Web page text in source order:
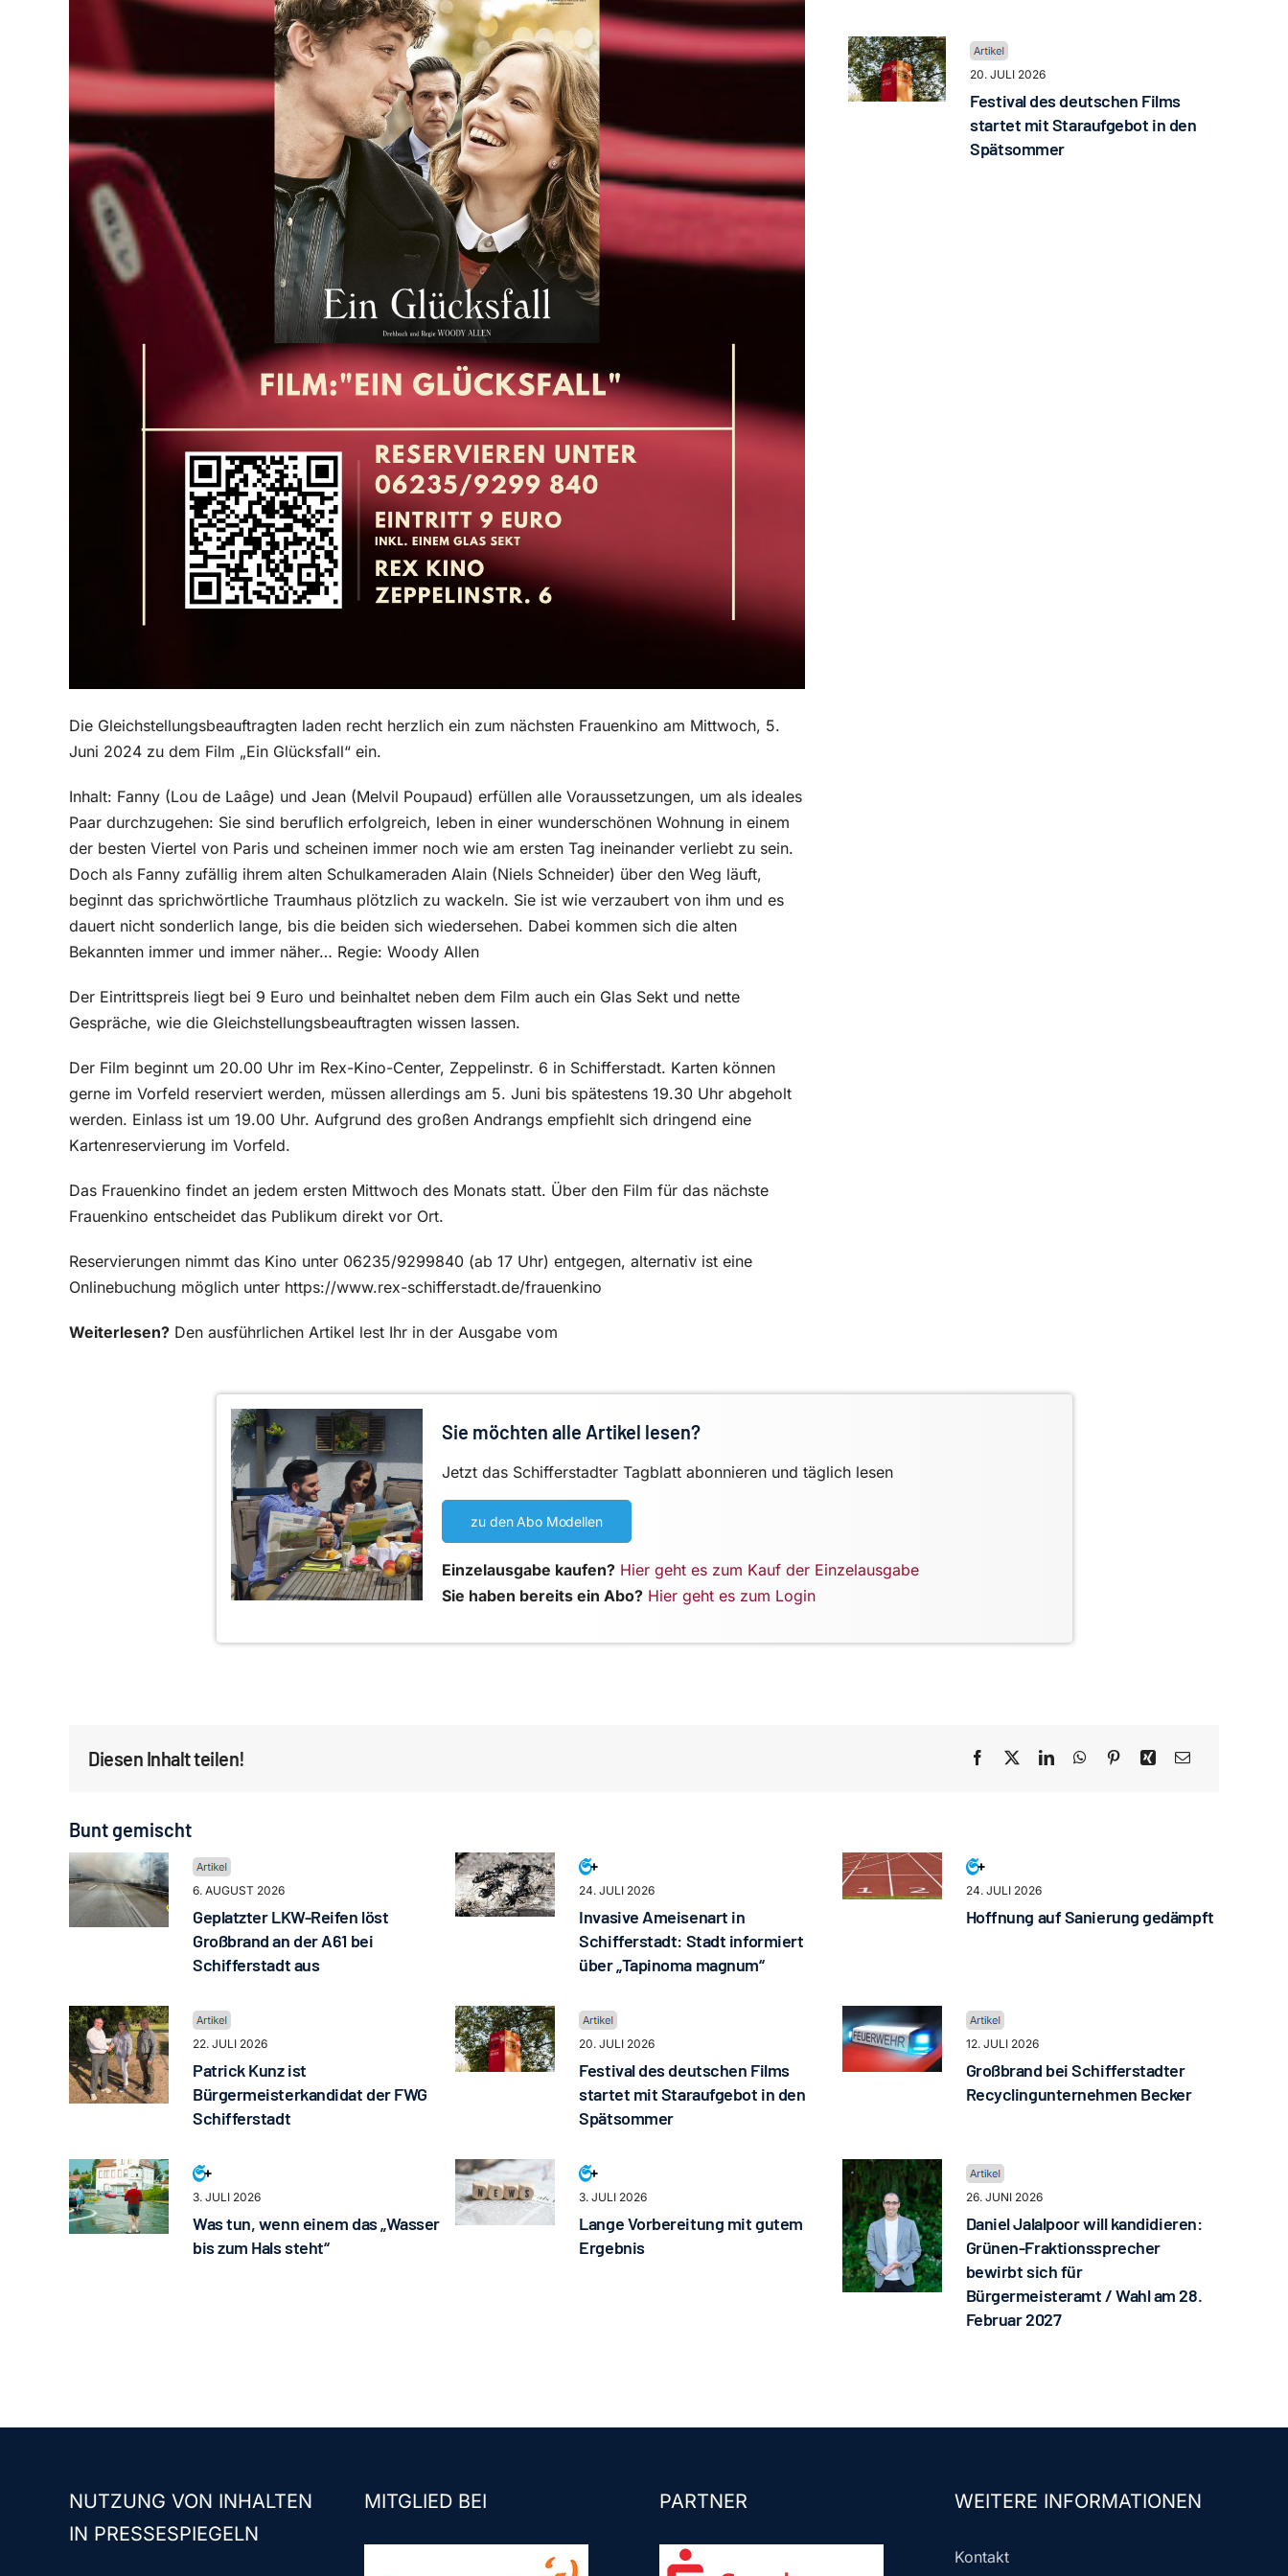
Die Gleichstellungsbeauftragten laden recht herzlich ein zum nächsten Frauenkino am Mittwoch, 5.
Juni 2024 zu dem Film „Ein Glücksfall“ ein.
Inhalt: Fanny (Lou de Laâge) und Jean (Melvil Poupaud) erfüllen alle Voraussetzungen, um als ideales
Paar durchzugehen: Sie sind beruflich erfolgreich, leben in einer wunderschönen Wohnung in einem
der besten Viertel von Paris und scheinen immer noch wie am ersten Tag ineinander verliebt zu sein.
Doch als Fanny zufällig ihrem alten Schulkameraden Alain (Niels Schneider) über den Weg läuft,
beginnt das sprichwörtliche Traumhaus plötzlich zu wackeln. Sie ist wie verzaubert von ihm und es
dauert nicht sonderlich lange, bis die beiden sich wiedersehen. Dabei kommen sich die alten
Bekannten immer und immer näher… Regie: Woody Allen
Der Eintrittspreis liegt bei 9 Euro und beinhaltet neben dem Film auch ein Glas Sekt und nette
Gespräche, wie die Gleichstellungsbeauftragten wissen lassen.
Der Film beginnt um 20.00 Uhr im Rex-Kino-Center, Zeppelinstr. 6 in Schifferstadt. Karten können
gerne im Vorfeld reserviert werden, müssen allerdings am 5. Juni bis spätestens 19.30 Uhr abgeholt
werden. Einlass ist um 19.00 Uhr. Aufgrund des großen Andrangs empfiehlt sich dringend eine
Kartenreservierung im Vorfeld.
Das Frauenkino findet an jedem ersten Mittwoch des Monats statt. Über den Film für das nächste
Frauenkino entscheidet das Publikum direkt vor Ort.
Reservierungen nimmt das Kino unter 06235/9299840 (ab 17 Uhr) entgegen, alternativ ist eine
Onlinebuchung möglich unter https://www.rex-schifferstadt.de/frauenkino
Weiterlesen? Den ausführlichen Artikel lest Ihr in der Ausgabe vom
20. JULI 2026
Festival des deutschen Films
startet mit Staraufgebot in den
Spätsommer
Sie möchten alle Artikel lesen?
Jetzt das Schifferstadter Tagblatt abonnieren und täglich lesen
zu den Abo Modellen
Einzelausgabe kaufen? Hier geht es zum Kauf der Einzelausgabe
Sie haben bereits ein Abo? Hier geht es zum Login
Diesen Inhalt teilen!
Bunt gemischt
6. AUGUST 2026
Geplatzter LKW-Reifen löst
Großbrand an der A61 bei
Schifferstadt aus
24. JULI 2026
Invasive Ameisenart in
Schifferstadt: Stadt informiert
über „Tapinoma magnum“
24. JULI 2026
Hoffnung auf Sanierung gedämpft
22. JULI 2026
Patrick Kunz ist
Bürgermeisterkandidat der FWG
Schifferstadt
20. JULI 2026
Festival des deutschen Films
startet mit Staraufgebot in den
Spätsommer
12. JULI 2026
Großbrand bei Schifferstadter
Recyclingunternehmen Becker
3. JULI 2026
Was tun, wenn einem das „Wasser
bis zum Hals steht“
3. JULI 2026
Lange Vorbereitung mit gutem
Ergebnis
26. JUNI 2026
Daniel Jalalpoor will kandidieren:
Grünen-Fraktionssprecher
bewirbt sich für
Bürgermeisteramt / Wahl am 28.
Februar 2027
NUTZUNG VON INHALTEN
IN PRESSESPIEGELN
MITGLIED BEI PARTNER WEITERE INFORMATIONEN
Kontakt